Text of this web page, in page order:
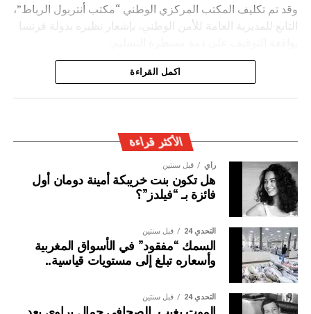
وقد تم تكليف المكتب المركزي الوطني “مكتب أنتربول الرباط”،
التابع للمديرية العامة للأمن الوطني، بإشعار نظيره بدولة فرنسا
ويأتي توقيف المشتبه به في سياق التزام المصالح الأمنية
اكمل القراءة
الأكثر قراءة
رأي قبل سنتين
هل تكون بنت خريبكة أمينة دومان أول
فائزة بـ “فيلدز”؟
التحدي 24 قبل سنتين
السمك “مفقود” في الأسواق المغربية
وأسعاره تبلغ إلى مستويات قياسية..
التحدي 24 قبل سنتين